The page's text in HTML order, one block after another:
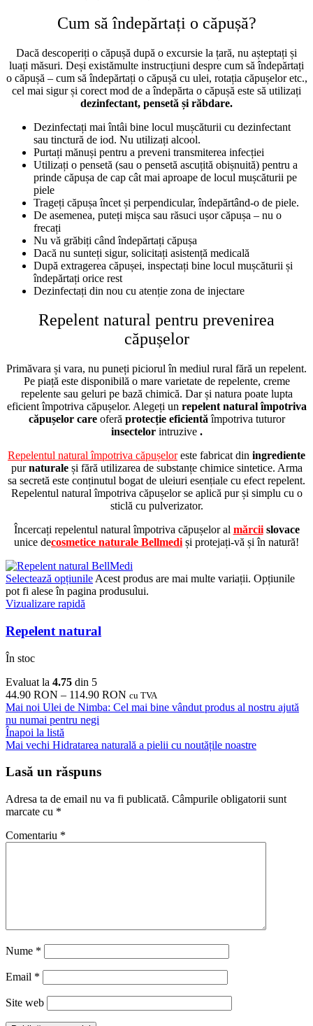
Cum să îndepărtați o căpușă?
Dacă descoperiți o căpușă după o excursie la țară, nu așteptați și
luați măsuri. Deși existămulte instrucțiuni despre cum să îndepărtați
o căpușă – cum să îndepărtați o căpușă cu ulei, rotația căpușelor etc.,
cel mai sigur și corect mod de a îndepărta o căpușă este să utilizați
dezinfectant, pensetă și răbdare.
Dezinfectați mai întâi bine locul mușcăturii cu dezinfectant
sau tinctură de iod. Nu utilizați alcool.
Purtați mănuși pentru a preveni transmiterea infecției
Utilizați o pensetă (sau o pensetă ascuțită obișnuită) pentru a
prinde căpușa de cap cât mai aproape de locul mușcăturii pe
piele
Trageți căpușa încet și perpendicular, îndepărtând-o de piele.
De asemenea, puteți mișca sau răsuci ușor căpușa – nu o
frecați
Nu vă grăbiți când îndepărtați căpușa
Dacă nu sunteți sigur, solicitați asistență medicală
După extragerea căpușei, inspectați bine locul mușcăturii și
îndepărtați orice rest
Dezinfectați din nou cu atenție zona de injectare
Repelent natural pentru prevenirea
căpușelor
Primăvara și vara, nu puneți piciorul în mediul rural fără un repelent.
Pe piață este disponibilă o mare varietate de repelente, creme
repelente sau geluri pe bază chimică. Dar și natura poate lupta
eficient împotriva căpușelor. Alegeți un repelent natural împotriva
căpușelor careoferă protecție eficientă împotriva tuturor
insectelor intruzive .
Repelentul natural împotriva căpușeloreste fabricat din ingrediente
purnaturale și fără utilizarea de substanțe chimice sintetice. Arma
sa secretă este conținutul bogat de uleiuri esențiale cu efect repelent.
Repelentul natural împotriva căpușelor se aplică pur și simplu cu o
sticlă cu pulverizator.
Încercați repelentul natural împotriva căpușelor al mărcii slovace
unice decosmetice naturale Bellmedi și protejați-vă și în natură!
Selectează opțiunile Acest produs are mai multe variații. Opțiunile
pot fi alese în pagina produsului.
Vizualizare rapidă
Repelent natural
În stoc
Evaluat la 4.75 din 5
44.90 RON – 114.90 RON cu TVA
Mai noi Ulei de Nimba: Cel mai bine vândut produs al nostru ajută
nu numai pentru negi
Înapoi la listă
Mai vechi Hidratarea naturală a pielii cu noutățile noastre
Lasă un răspuns
Adresa ta de email nu va fi publicată. Câmpurile obligatorii sunt
marcate cu *
Comentariu *
Nume *
Email *
Site web